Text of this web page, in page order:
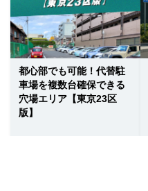
都心部でも可能！代替駐
車場を複数台確保できる
穴場エリア【東京23区
版】